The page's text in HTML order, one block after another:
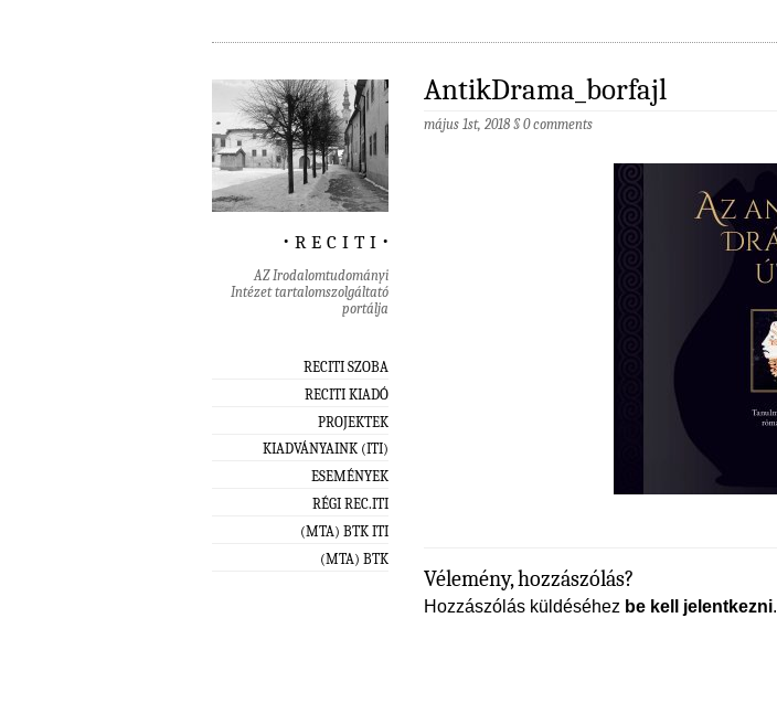
‧ r e c i t i ‧
AZ Irodalomtudományi
Intézet tartalomszolgáltató
portálja
RECITI SZOBA
RECITI KIADÓ
PROJEKTEK
KIADVÁNYAINK (ITI)
ESEMÉNYEK
RÉGI REC.ITI
(MTA) BTK ITI
(MTA) BTK
AntikDrama_borfajl
május 1st, 2018 §0 comments
Vélemény, hozzászólás?
Hozzászólás küldéséhez be kell jelentkezni.